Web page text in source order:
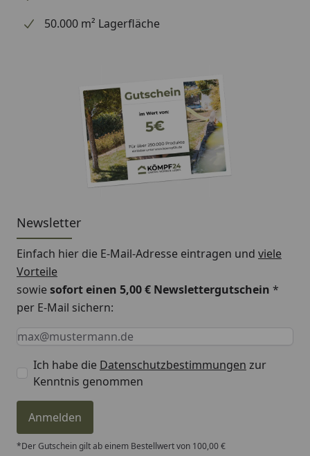
50.000 m² Lagerfläche
Newsletter
Einfach hier die E-Mail-Adresse eintragen und viele
Vorteile
sowiesofort einen 5,00 € Newslettergutschein *
per E-Mail sichern:
Keine Eingabe erforderlich
Eingabe erforderlich
E-Mail *
Ich habe die Datenschutzbestimmungen zur
Kenntnis genommen
Anmelden
*Der Gutschein gilt ab einem Bestellwert von 100,00 €